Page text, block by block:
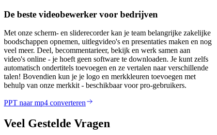
De beste videobewerker voor bedrijven
Met onze scherm- en sliderecorder kan je team belangrijke zakelijke
boodschappen opnemen, uitlegvideo's en presentaties maken en nog
veel meer. Deel, becommentarieer, bekijk en werk samen aan
video's online - je hoeft geen software te downloaden. Je kunt zelfs
automatisch ondertitels toevoegen en ze vertalen naar verschillende
talen! Bovendien kun je je logo en merkkleuren toevoegen met
behulp van onze merkkit - beschikbaar voor pro-gebruikers.
PPT naar mp4 converteren
Veel Gestelde Vragen